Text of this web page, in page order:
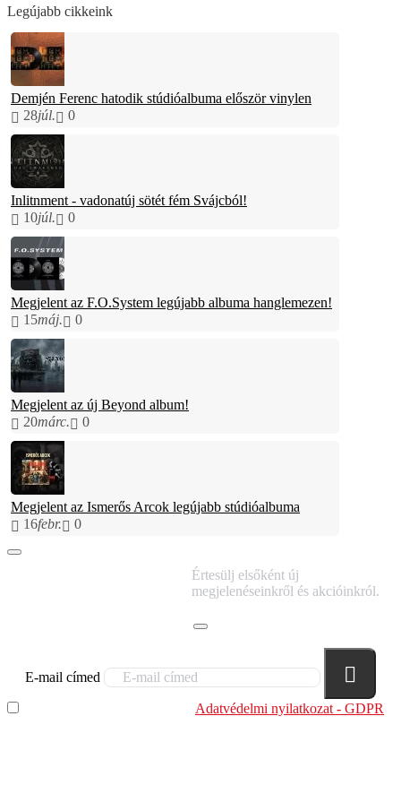
Legújabb cikkeink
Demjén Ferenc hatodik stúdióalbuma először vinylen
28júl. 0
Inlitnment - vadonatúj sötét fém Svájcból!
10júl. 0
Megjelent az F.O.System legújabb albuma hanglemezen!
15máj. 0
Megjelent az új Beyond album!
20márc. 0
Megjelent az Ismerős Arcok legújabb stúdióalbuma
16febr. 0
Értesülj elsőként új
megjelenéseinkről és akcióinkról.
E-mail címed
Adatvédelmi nyilatkozat - GDPR